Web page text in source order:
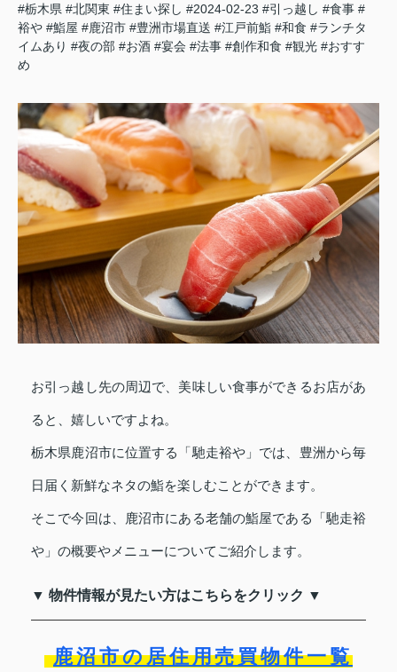
#栃木県 #北関東 #住まい探し #2024-02-23 #引っ越し #食事 #
裕や #鮨屋 #鹿沼市 #豊洲市場直送 #江戸前鮨 #和食 #ランチタ
イムあり #夜の部 #お酒 #宴会 #法事 #創作和食 #観光 #おすす
め
お引っ越し先の周辺で、美味しい食事ができるお店があ
ると、嬉しいですよね。
栃木県鹿沼市に位置する「馳走裕や」では、豊洲から毎
日届く新鮮なネタの鮨を楽しむことができます。
そこで今回は、鹿沼市にある老舗の鮨屋である「馳走裕
や」の概要やメニューについてご紹介します。
▼ 物件情報が見たい方はこちらをクリック ▼
鹿沼市の居住用売買物件一覧